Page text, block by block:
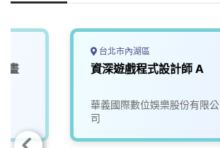
畫
台北市內湖區
資深遊戲程式設計師 A
華義國際數位娛樂股份有限公
司